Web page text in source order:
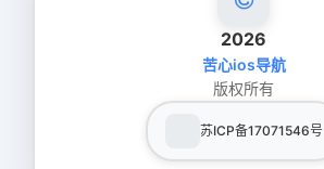
2026
苦心ios导航
版权所有
苏ICP备17071546号